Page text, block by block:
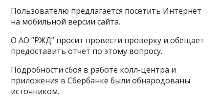
Пользователю предлагается посетить Интернет
на мобильной версии сайта.
О АО “РЖД” просит провести проверку и обещает
предоставить отчет по этому вопросу.
Подробности сбоя в работе колл-центра и
приложения в Сбербанке были обнародованы
источником.